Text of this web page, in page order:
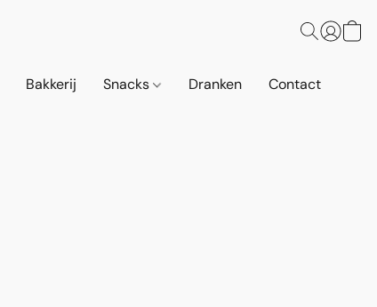
Bakkerij Snacks Dranken Contact